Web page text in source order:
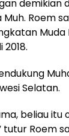
Roem
Selatan.
beliau
Roem